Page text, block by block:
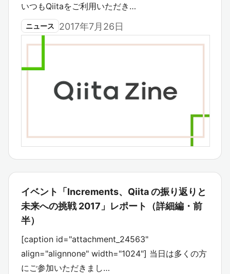
いつもQiitaをご利用いただき…
ニュース 2017年7月26日
イベント「Increments、Qiita の振り返りと
未来への挑戦 2017」レポート（詳細編・前
半）
[caption id="attachment_24563"
align="alignnone" width="1024"] 当日は多くの方
にご参加いただきまし…